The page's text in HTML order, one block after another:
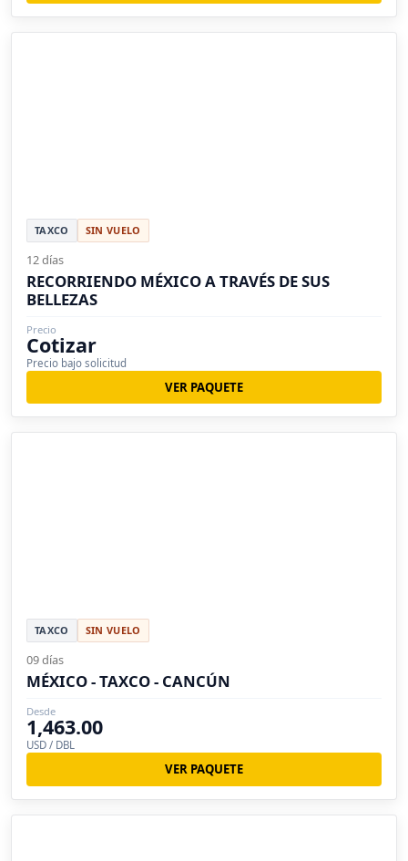
TAXCO SIN VUELO
12 días
RECORRIENDO MÉXICO A TRAVÉS DE SUS
BELLEZAS
Precio
Cotizar
Precio bajo solicitud
VER PAQUETE
TAXCO SIN VUELO
09 días
MÉXICO - TAXCO - CANCÚN
Desde
1,463.00
USD / DBL
VER PAQUETE